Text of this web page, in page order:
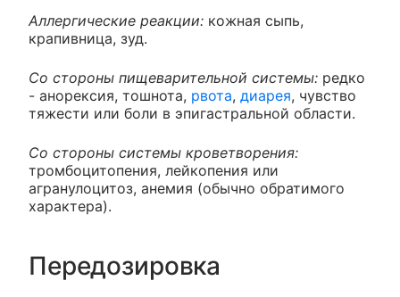
Аллергические реакции: кожная сыпь,
крапивница, зуд.
Со стороны пищеварительной системы: редко
- анорексия, тошнота, рвота, диарея, чувство
тяжести или боли в эпигастральной области.
Со стороны системы кроветворения:
тромбоцитопения, лейкопения или
агранулоцитоз, анемия (обычно обратимого
характера).
Передозировка